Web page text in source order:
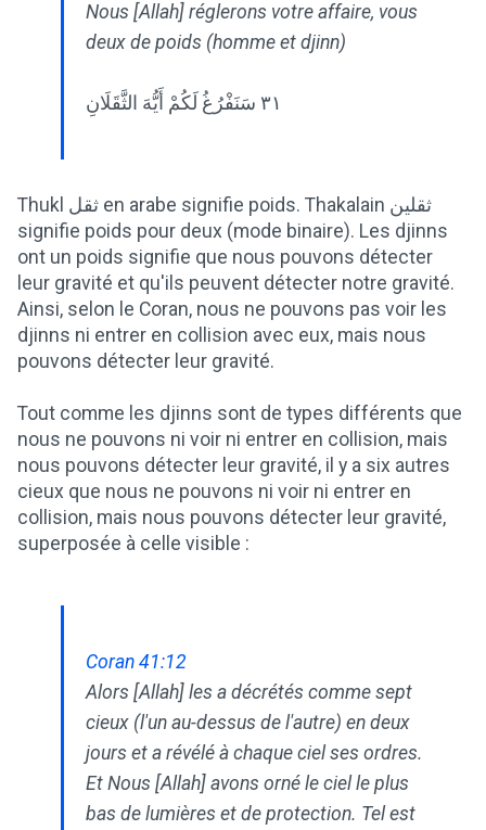
Nous [Allah] réglerons votre affaire, vous
deux de poids (homme et djinn)
٣١ سَنَفْرُغُ لَكُمْ أَيُّهَ الثَّقَلَانِ
Thukl ثقل en arabe signifie poids. Thakalain ثقلين
signifie poids pour deux (mode binaire). Les djinns
ont un poids signifie que nous pouvons détecter
leur gravité et qu'ils peuvent détecter notre gravité.
Ainsi, selon le Coran, nous ne pouvons pas voir les
djinns ni entrer en collision avec eux, mais nous
pouvons détecter leur gravité.
Tout comme les djinns sont de types différents que
nous ne pouvons ni voir ni entrer en collision, mais
nous pouvons détecter leur gravité, il y a six autres
cieux que nous ne pouvons ni voir ni entrer en
collision, mais nous pouvons détecter leur gravité,
superposée à celle visible :
Coran 41:12
Alors [Allah] les a décrétés comme sept
cieux (l'un au-dessus de l'autre) en deux
jours et a révélé à chaque ciel ses ordres.
Et Nous [Allah] avons orné le ciel le plus
bas de lumières et de protection. Tel est